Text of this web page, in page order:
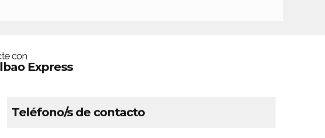
con
Express
Teléfono/s de contacto